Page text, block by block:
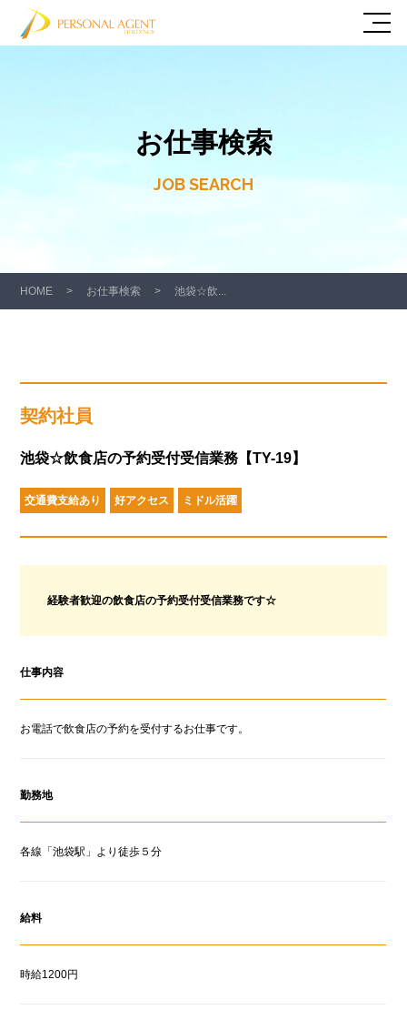
お仕事検索
JOB SEARCH
HOME > お仕事検索 > 池袋☆飲...
契約社員
池袋☆飲食店の予約受付受信業務【TY-19】
交通費支給あり 好アクセス ミドル活躍
経験者歓迎の飲食店の予約受付受信業務です☆
仕事内容
お電話で飲食店の予約を受付するお仕事です。
勤務地
各線「池袋駅」より徒歩５分
給料
時給1200円